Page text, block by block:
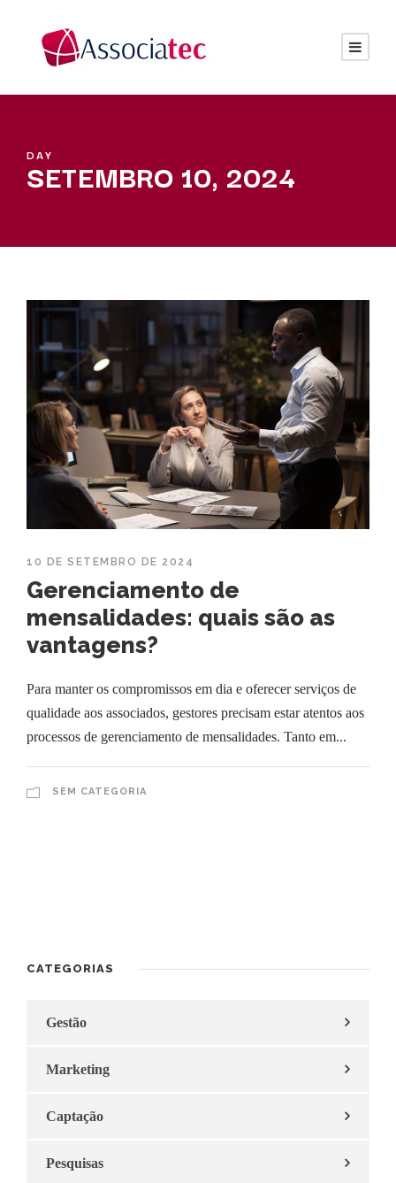
DAY
SETEMBRO 10, 2024
10 DE SETEMBRO DE 2024
Gerenciamento de
mensalidades: quais são as
vantagens?
Para manter os compromissos em dia e oferecer serviços de
qualidade aos associados, gestores precisam estar atentos aos
processos de gerenciamento de mensalidades. Tanto em...
SEM CATEGORIA
CATEGORIAS
Gestão
Marketing
Captação
Pesquisas